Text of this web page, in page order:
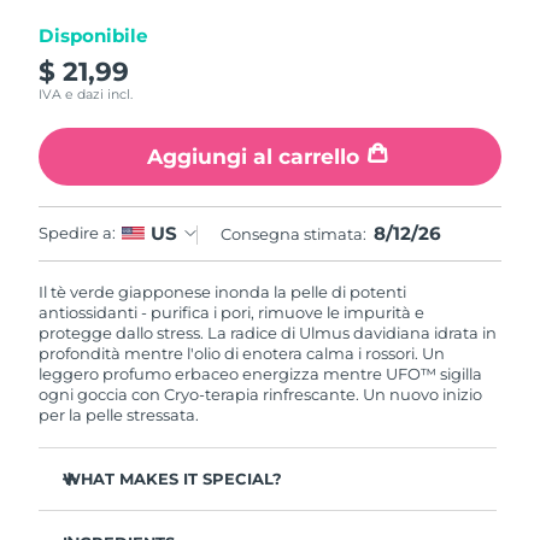
Disponibile
$ 21,99
IVA e dazi incl.
Aggiungi al carrello
Spedire a: US Consegna stimata: 8/12/26
Il tè verde giapponese inonda la pelle di potenti
antiossidanti - purifica i pori, rimuove le impurità e
protegge dallo stress. La radice di Ulmus davidiana idrata in
profondità mentre l'olio di enotera calma i rossori. Un
leggero profumo erbaceo energizza mentre UFO™ sigilla
ogni goccia con Cryo-terapia rinfrescante. Un nuovo inizio
per la pelle stressata.
WHAT MAKES IT SPECIAL?
RAS di Macao
Malta Consegna stimata 8/11/26
Messico Consegna stimata
Monaco Consegna stimata
Paesi Bassi Consegna stimata8/11/26
Nuova Zelanda Consegna stimata8/11/26
Norvegia Consegna stimata8/11/26
Oman Consegna stimata8/14/26